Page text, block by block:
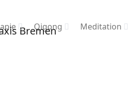
Qigong Meditation